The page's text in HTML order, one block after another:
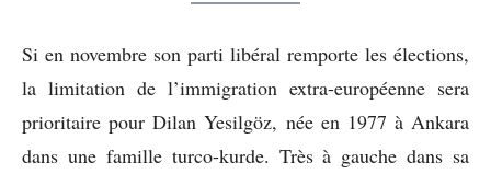
Si en novembre son parti libéral remporte les élections,
la limitation de l’immigration extra-européenne sera
prioritaire pour Dilan Yesilgöz, née en 1977 à Ankara
dans une famille turco-kurde. Très à gauche dans sa